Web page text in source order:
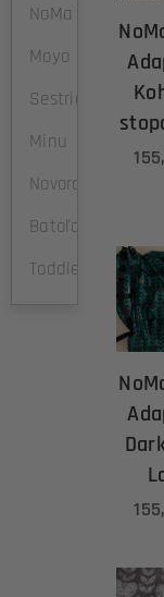
NoMa
Moyo
Sestrice
Minu
Novorodenec
Batoľa
Toddler